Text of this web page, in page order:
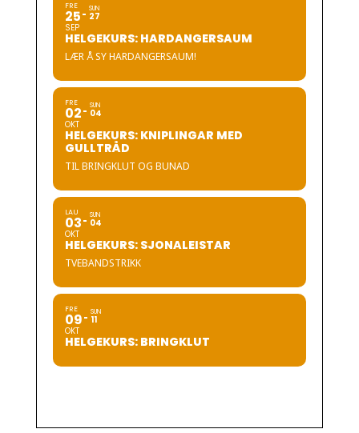
FRE
25
SEP
SUN
27
HELGEKURS: HARDANGERSAUM
LÆR Å SY HARDANGERSAUM!
FRE
02
OKT
SUN
04
HELGEKURS: KNIPLINGAR MED
GULLTRÅD
TIL BRINGKLUT OG BUNAD
LAU
03
OKT
SUN
04
HELGEKURS: SJONALEISTAR
TVEBANDSTRIKK
FRE
09
OKT
SUN
11
HELGEKURS: BRINGKLUT